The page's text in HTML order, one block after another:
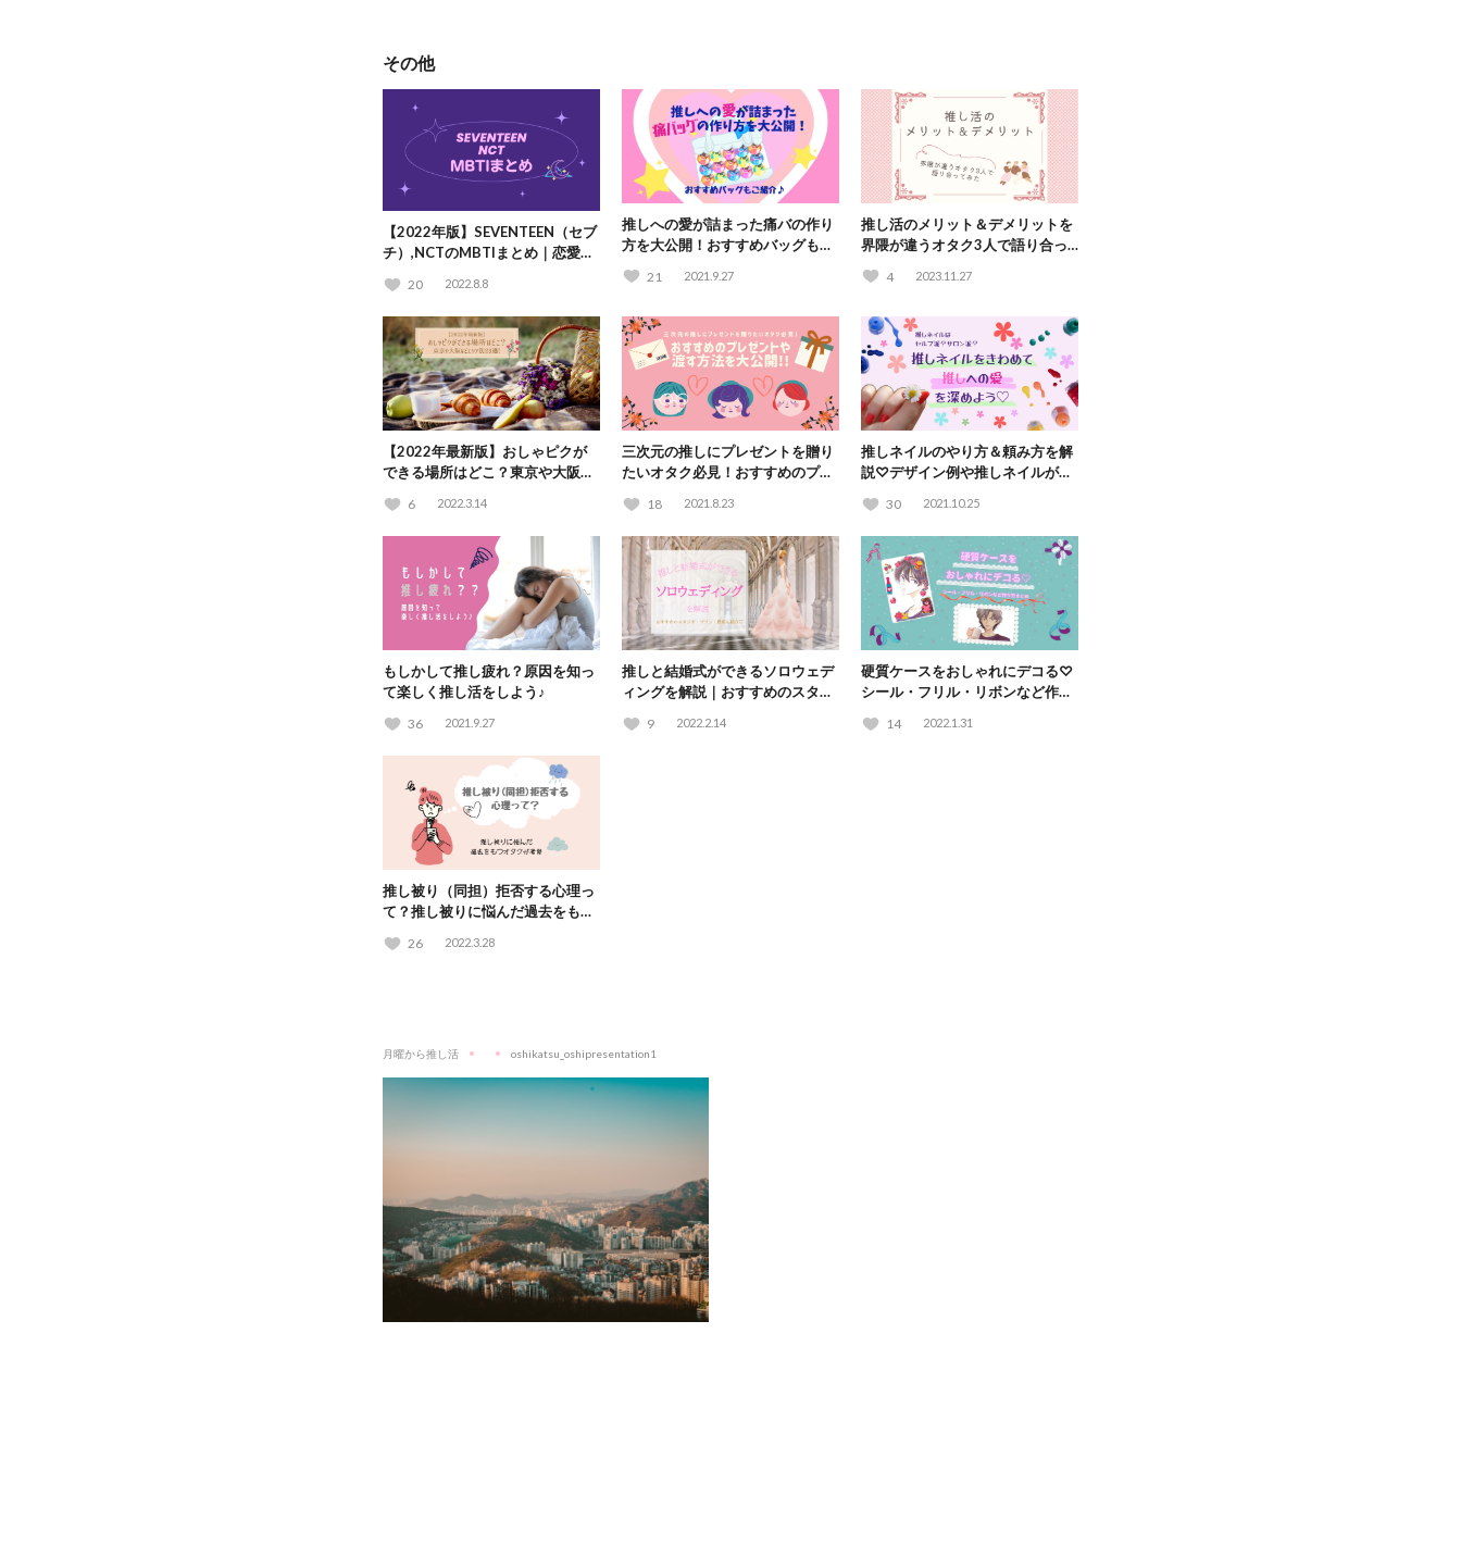
その他
【2022年版】SEVENTEEN（セブ
チ）,NCTのMBTIまとめ｜恋愛や
20 2022.8.8
推しへの愛が詰まった痛バの作り
方を大公開！おすすめバッグもご
21 2021.9.27
推し活のメリット＆デメリットを
界隈が違うオタク3人で語り合っ
4 2023.11.27
【2022年最新版】おしゃピクが
できる場所はどこ？東京や大阪な
6 2022.3.14
三次元の推しにプレゼントを贈り
たいオタク必見！おすすめのプレ
18 2021.8.23
推しネイルのやり方＆頼み方を解
説♡デザイン例や推しネイルがで
30 2021.10.25
もしかして推し疲れ？原因を知っ
て楽しく推し活をしよう♪
36 2021.9.27
推しと結婚式ができるソロウェデ
ィングを解説｜おすすめのスタジ
9 2022.2.14
硬質ケースをおしゃれにデコる♡
シール・フリル・リボンなど作り
14 2022.1.31
推し被り（同担）拒否する心理っ
て？推し被りに悩んだ過去をもつ
26 2022.3.28
月曜から推し活 oshikatsu_oshipresentation1